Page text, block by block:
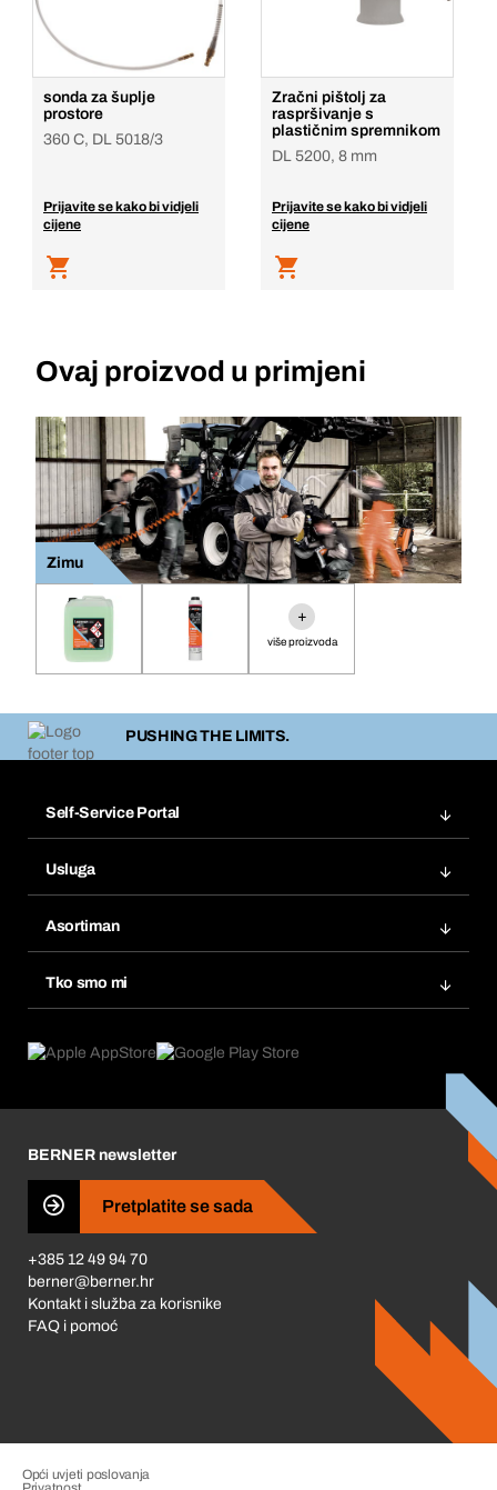
sonda za šuplje
prostore
360 C, DL 5018/3
Prijavite se kako bi vidjeli
cijene
Zračni pištolj za
raspršivanje s
plastičnim spremnikom
DL 5200, 8 mm
Prijavite se kako bi vidjeli
cijene
Ovaj proizvod u primjeni
Zimu
+
više proizvoda
PUSHING THE LIMITS.
Self-Service Portal
Popisi želja
Ponovno naručivanje
Pretplate
Usluga
Tražitelji proizvoda
Asortiman
Tko smo mi
Što nas pokreće
Business Conduct
BERNER newsletter
Pretplatite se sada
+385 12 49 94 70
berner@berner.hr
Kontakt i služba za korisnike
FAQ i pomoć
Opći uvjeti poslovanja